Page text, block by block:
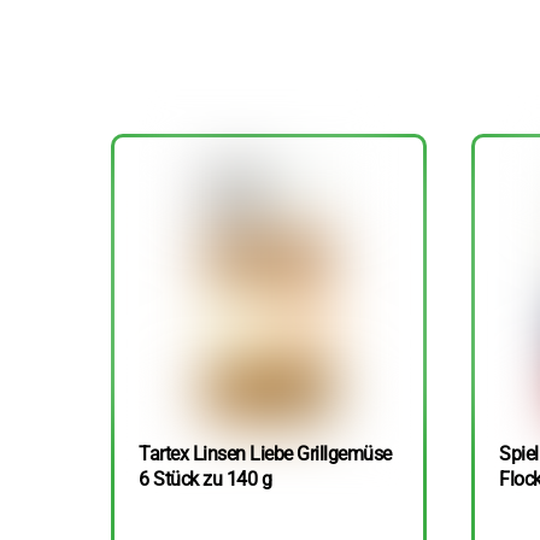
Tartex Linsen Liebe Grillgemüse
6 Stück zu 140 g